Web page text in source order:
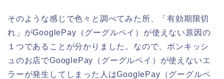
そのような感じで色々と調べてみた所、「有効期限切
れ」がGooglePay（グーグルペイ）が使えない原因の
１つであることが分かりました。なので、ボンキッシ
ュのお店でGooglePay（グーグルペイ）が使えないエ
ラーが発生してしまった人はGooglePay（グーグルペ